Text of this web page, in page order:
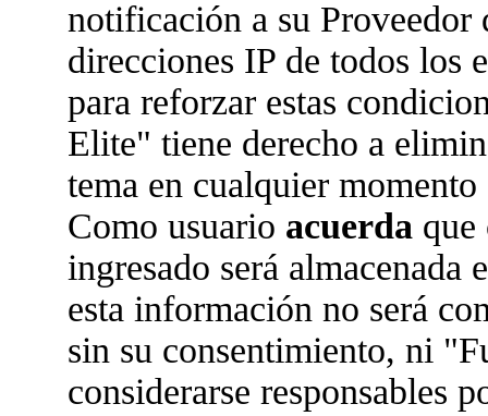
notificación a su Proveedor
direcciones IP de todos los
para reforzar estas
Elite" tiene derecho a
tema en cualquier
Como usuario acuerda que
ingresado será almacenada
esta información no será
sin su consentimiento, ni
considerarse responsables